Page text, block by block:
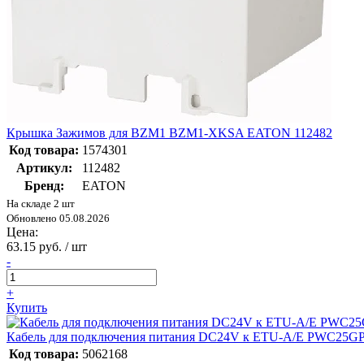
Крышка Зажимов для BZM1 BZM1-XKSA EATON 112482
Код товара: 1574301
Артикул:
112482
Бренд:
EATON
На складе 2 шт
Обновлено 05.08.2026
Цена:
63.15 руб. / шт
-
+
Купить
Кабель для подключения питания DC24V к ETU-A/E
Код товара: 5062168